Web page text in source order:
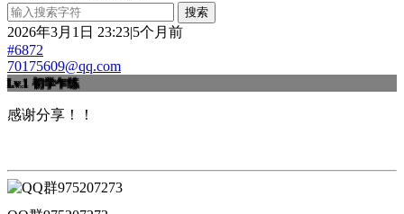
2026年3月1日 23:23|5个月前
#6872
70175609@qq.com
Lv.1 初学乍练
感谢分享！！